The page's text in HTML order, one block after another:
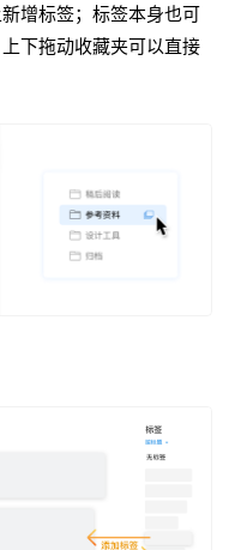
增标签；标签本身也可
下拖动收藏夹可以直接